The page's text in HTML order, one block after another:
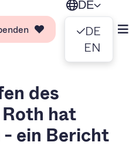
DE
DE
EN
des
hat
ein Bericht